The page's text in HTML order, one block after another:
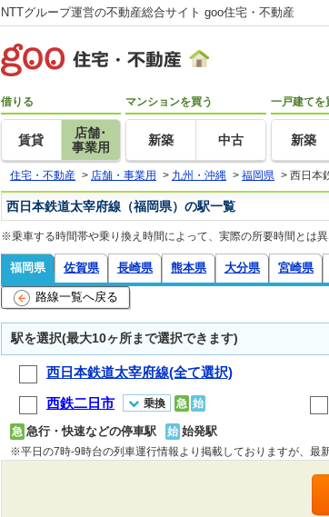
NTTグループ運営の不動産総合サイト goo住宅・不動産
借りる
賃貸
店舗･
事業用
マンションを買う
新築 中古
一戸建てを
新築
住宅・不動産 > 店舗・事業用 > 九州・沖縄 > 福岡県 > 西日本
西日本鉄道太宰府線（福岡県）の駅一覧
※乗車する時間帯や乗り換え時間によって、実際の所要時間とは
福岡県 佐賀県 長崎県 熊本県 大分県 宮崎県
路線一覧へ戻る
駅を選択(最大10ヶ所まで選択できます)
西日本鉄道太宰府線(全て選択)
西鉄二日市
乗換 急 始
急 急行・快速などの停車駅 始 始発駅
※平日の7時-9時台の列車運行情報より掲載しておりますが、最